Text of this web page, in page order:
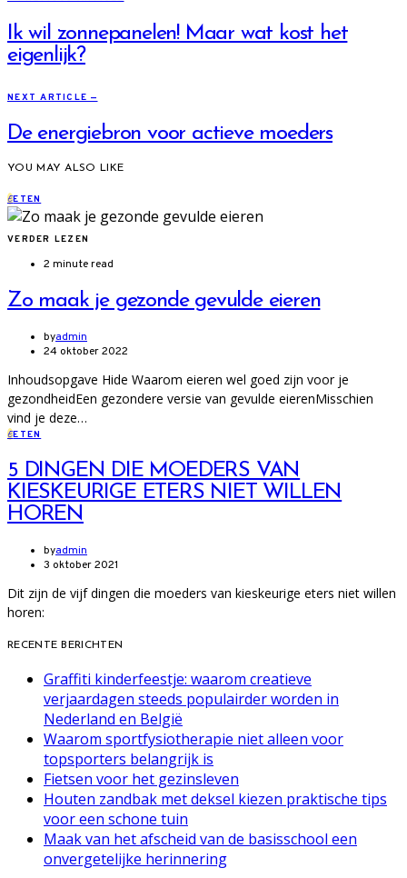
Ik wil zonnepanelen! Maar wat kost het
eigenlijk?
NEXT ARTICLE —
De energiebron voor actieve moeders
YOU MAY ALSO LIKE
EETEN
VERDER LEZEN
2 minute read
Zo maak je gezonde gevulde eieren
byadmin
24 oktober 2022
Inhoudsopgave Hide Waarom eieren wel goed zijn voor je
gezondheidEen gezondere versie van gevulde eierenMisschien
vind je deze…
EETEN
5 DINGEN DIE MOEDERS VAN
KIESKEURIGE ETERS NIET WILLEN
HOREN
byadmin
3 oktober 2021
Dit zijn de vijf dingen die moeders van kieskeurige eters niet willen
horen:
RECENTE BERICHTEN
Graffiti kinderfeestje: waarom creatieve
verjaardagen steeds populairder worden in
Nederland en België
Waarom sportfysiotherapie niet alleen voor
topsporters belangrijk is
Fietsen voor het gezinsleven
Houten zandbak met deksel kiezen praktische tips
voor een schone tuin
Maak van het afscheid van de basisschool een
onvergetelijke herinnering